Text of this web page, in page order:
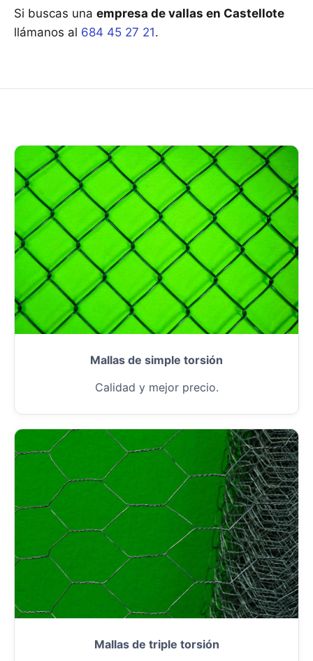
Si buscas una empresa de vallas en Castellote
llámanos al 684 45 27 21.
Mallas de simple torsión
Calidad y mejor precio.
Mallas de triple torsión